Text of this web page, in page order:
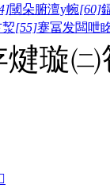
閾朵腑澶у帵[60]
[55]蹇冨发闆呭
煡璇